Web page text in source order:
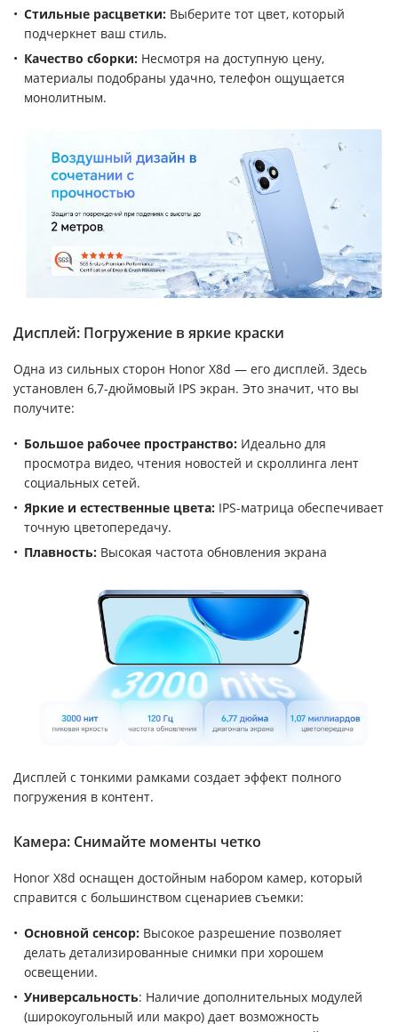
Стильные расцветки: Выберите тот цвет, который
подчеркнет ваш стиль.
Качество сборки: Несмотря на доступную цену,
материалы подобраны удачно, телефон ощущается
монолитным.
Дисплей: Погружение в яркие краски
Одна из сильных сторон Honor X8d — его дисплей. Здесь
установлен 6,7-дюймовый IPS экран. Это значит, что вы
получите:
Большое рабочее пространство: Идеально для
просмотра видео, чтения новостей и скроллинга лент
социальных сетей.
Яркие и естественные цвета: IPS-матрица обеспечивает
точную цветопередачу.
Плавность: Высокая частота обновления экрана
Дисплей с тонкими рамками создает эффект полного
погружения в контент.
Камера: Снимайте моменты четко
Honor X8d оснащен достойным набором камер, который
справится с большинством сценариев съемки:
Основной сенсор: Высокое разрешение позволяет
делать детализированные снимки при хорошем
освещении.
Универсальность: Наличие дополнительных модулей
(широкоугольный или макро) дает возможность